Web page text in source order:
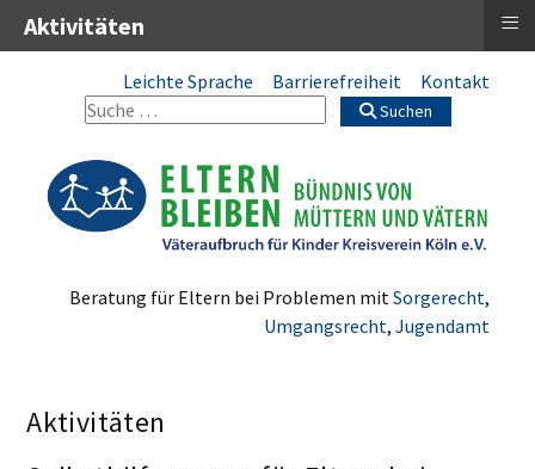
Leichte Sprache Barrierefreiheit Kontakt
Suchen
Beratung für Eltern bei Problemen mit Sorgerecht,
Umgangsrecht, Jugendamt
Aktivitäten
Aktivitäten ≡